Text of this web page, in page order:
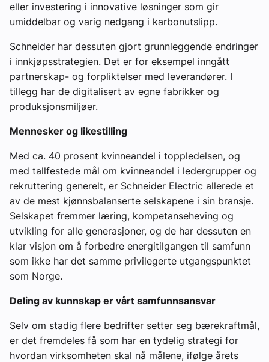
eller investering i innovative løsninger som gir
umiddelbar og varig nedgang i karbonutslipp.
Schneider har dessuten gjort grunnleggende endringer
i innkjøpsstrategien. Det er for eksempel inngått
partnerskap- og forpliktelser med leverandører. I
tillegg har de digitalisert av egne fabrikker og
produksjonsmiljøer.
Mennesker og likestilling
Med ca. 40 prosent kvinneandel i toppledelsen, og
med tallfestede mål om kvinneandel i ledergrupper og
rekruttering generelt, er Schneider Electric allerede et
av de mest kjønnsbalanserte selskapene i sin bransje.
Selskapet fremmer læring, kompetanseheving og
utvikling for alle generasjoner, og de har dessuten en
klar visjon om å forbedre energitilgangen til samfunn
som ikke har det samme privilegerte utgangspunktet
som Norge.
Deling av kunnskap er vårt samfunnsansvar
Selv om stadig flere bedrifter setter seg bærekraftmål,
er det fremdeles få som har en tydelig strategi for
hvordan virksomheten skal nå målene, ifølge årets